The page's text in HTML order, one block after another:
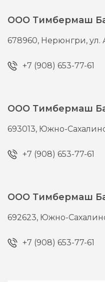
ООО Тимбермаш
678960, Нерюнгри,ул.
+7 (908) 653-77-61
ООО Тимбермаш
693013, Южно-
+7 (908) 653-77-61
ООО Тимбермаш
692623, Южно-
+7 (908) 653-77-61